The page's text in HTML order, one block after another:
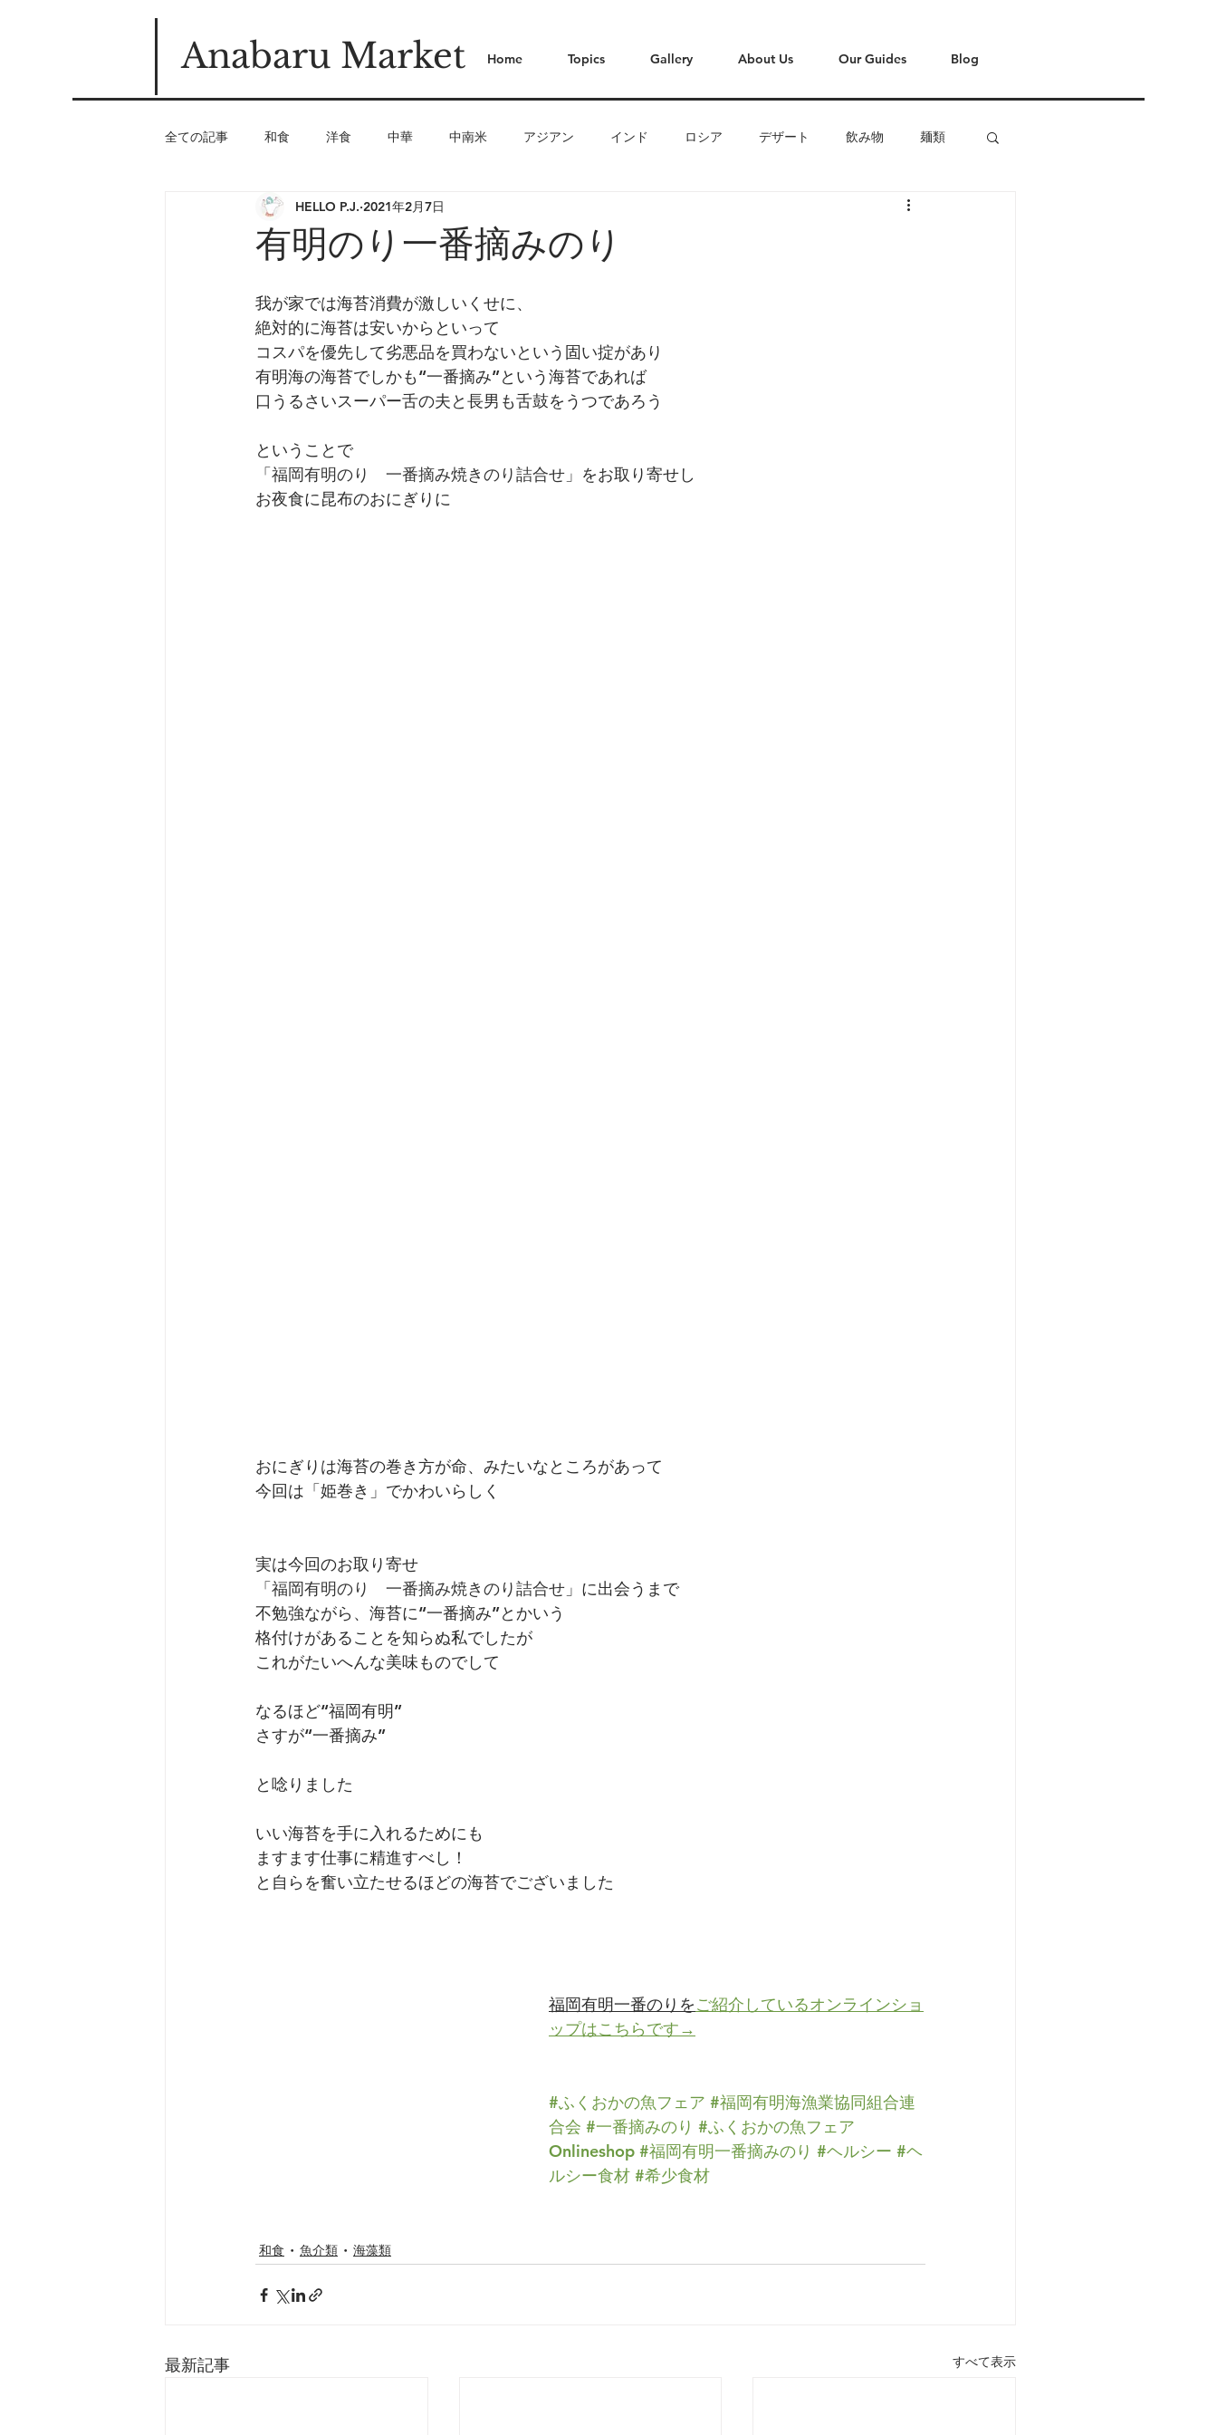
Anabaru Market Home Topics Gallery About Us Our Guides Blog
全ての記事 和食 洋食 中華 中南米 アジアン インド ロシア デザート 飲み物 麺類
スタミナ 魚介類 パーティー
有明のり一番摘みのり
HELLO P.J. 2021年2月7日
我が家では海苔消費が激しいくせに、
絶対的に海苔は安いからといって
コスパを優先して劣悪品を買わないという固い掟があり
有明海の海苔でしかも“一番摘み”という海苔であれば
口うるさいスーパー舌の夫と長男も舌鼓をうつであろう
ということで
「福岡有明のり　一番摘み焼きのり詰合せ 」をお取り寄せし
お夜食に昆布のおにぎりに
おにぎりは海苔の巻き方が命、みたいなところがあって
今回は「姫巻き」でかわいらしく
実は今回のお取り寄せ
「福岡有明のり　一番摘み焼きのり詰合せ 」に出会うまで
不勉強ながら、海苔に“一番摘み”とかいう
格付けがあることを知らぬ私でしたが
これがたいへんな美味ものでして
なるほど“福岡有明”
さすが“一番摘み”
と唸りました
いい海苔を手に入れるためにも
ますます仕事に精進すべし！
と自らを奮い立たせるほどの海苔でございました
福岡有明一番のりをご紹介しているオンラインショ
ップはこちらです→
#ふくおかの魚フェア #福岡有明海漁業協同組合連
合会 #一番摘みのり #ふくおかの魚フェア
Onlineshop #福岡有明一番摘みのり #ヘルシー #ヘ
ルシー食材 #希少食材
和食 魚介類 海藻類
最新記事 すべて表示